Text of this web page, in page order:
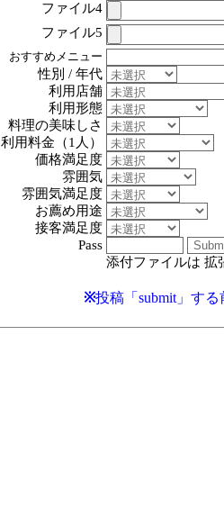
ファイル4
ファイル5
おすすめメニュー
性別 / 年代
利用店舗
利用形態
料理の美味しさ
利用料金（1人）
価格満足度
雰囲気
雰囲気満足度
お薦め用途
接客満足度
Pass
添付ファイルは 拡
※投稿「submit」す